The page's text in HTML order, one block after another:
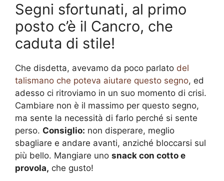
Segni sfortunati, al primo
posto c’è il Cancro, che
caduta di stile!
Che disdetta, avevamo da poco parlato del
talismano che poteva aiutare questo segno, ed
adesso ci ritroviamo in un suo momento di crisi.
Cambiare non è il massimo per questo segno,
ma sente la necessità di farlo perché si sente
perso. Consiglio: non disperare, meglio
sbagliare e andare avanti, anziché bloccarsi sul
più bello. Mangiare uno snack con cotto e
provola, che gusto!